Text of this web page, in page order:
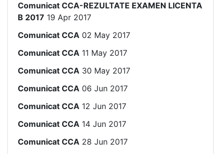
Comunicat CCA-REZULTATE EXAMEN LICENTA
B 2017 19 Apr 2017
Comunicat CCA 02 May 2017
Comunicat CCA 11 May 2017
Comunicat CCA 30 May 2017
Comunicat CCA 06 Jun 2017
Comunicat CCA 12 Jun 2017
Comunicat CCA 14 Jun 2017
Comunicat CCA 28 Jun 2017